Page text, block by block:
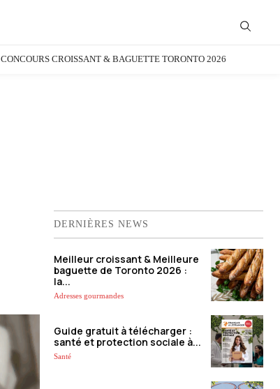
CONCOURS CROISSANT & BAGUETTE TORONTO 2026
DERNIÈRES NEWS
Meilleur croissant & Meilleure
baguette de Toronto 2026 :
la...
Adresses gourmandes
Guide gratuit à télécharger :
santé et protection sociale à...
Santé